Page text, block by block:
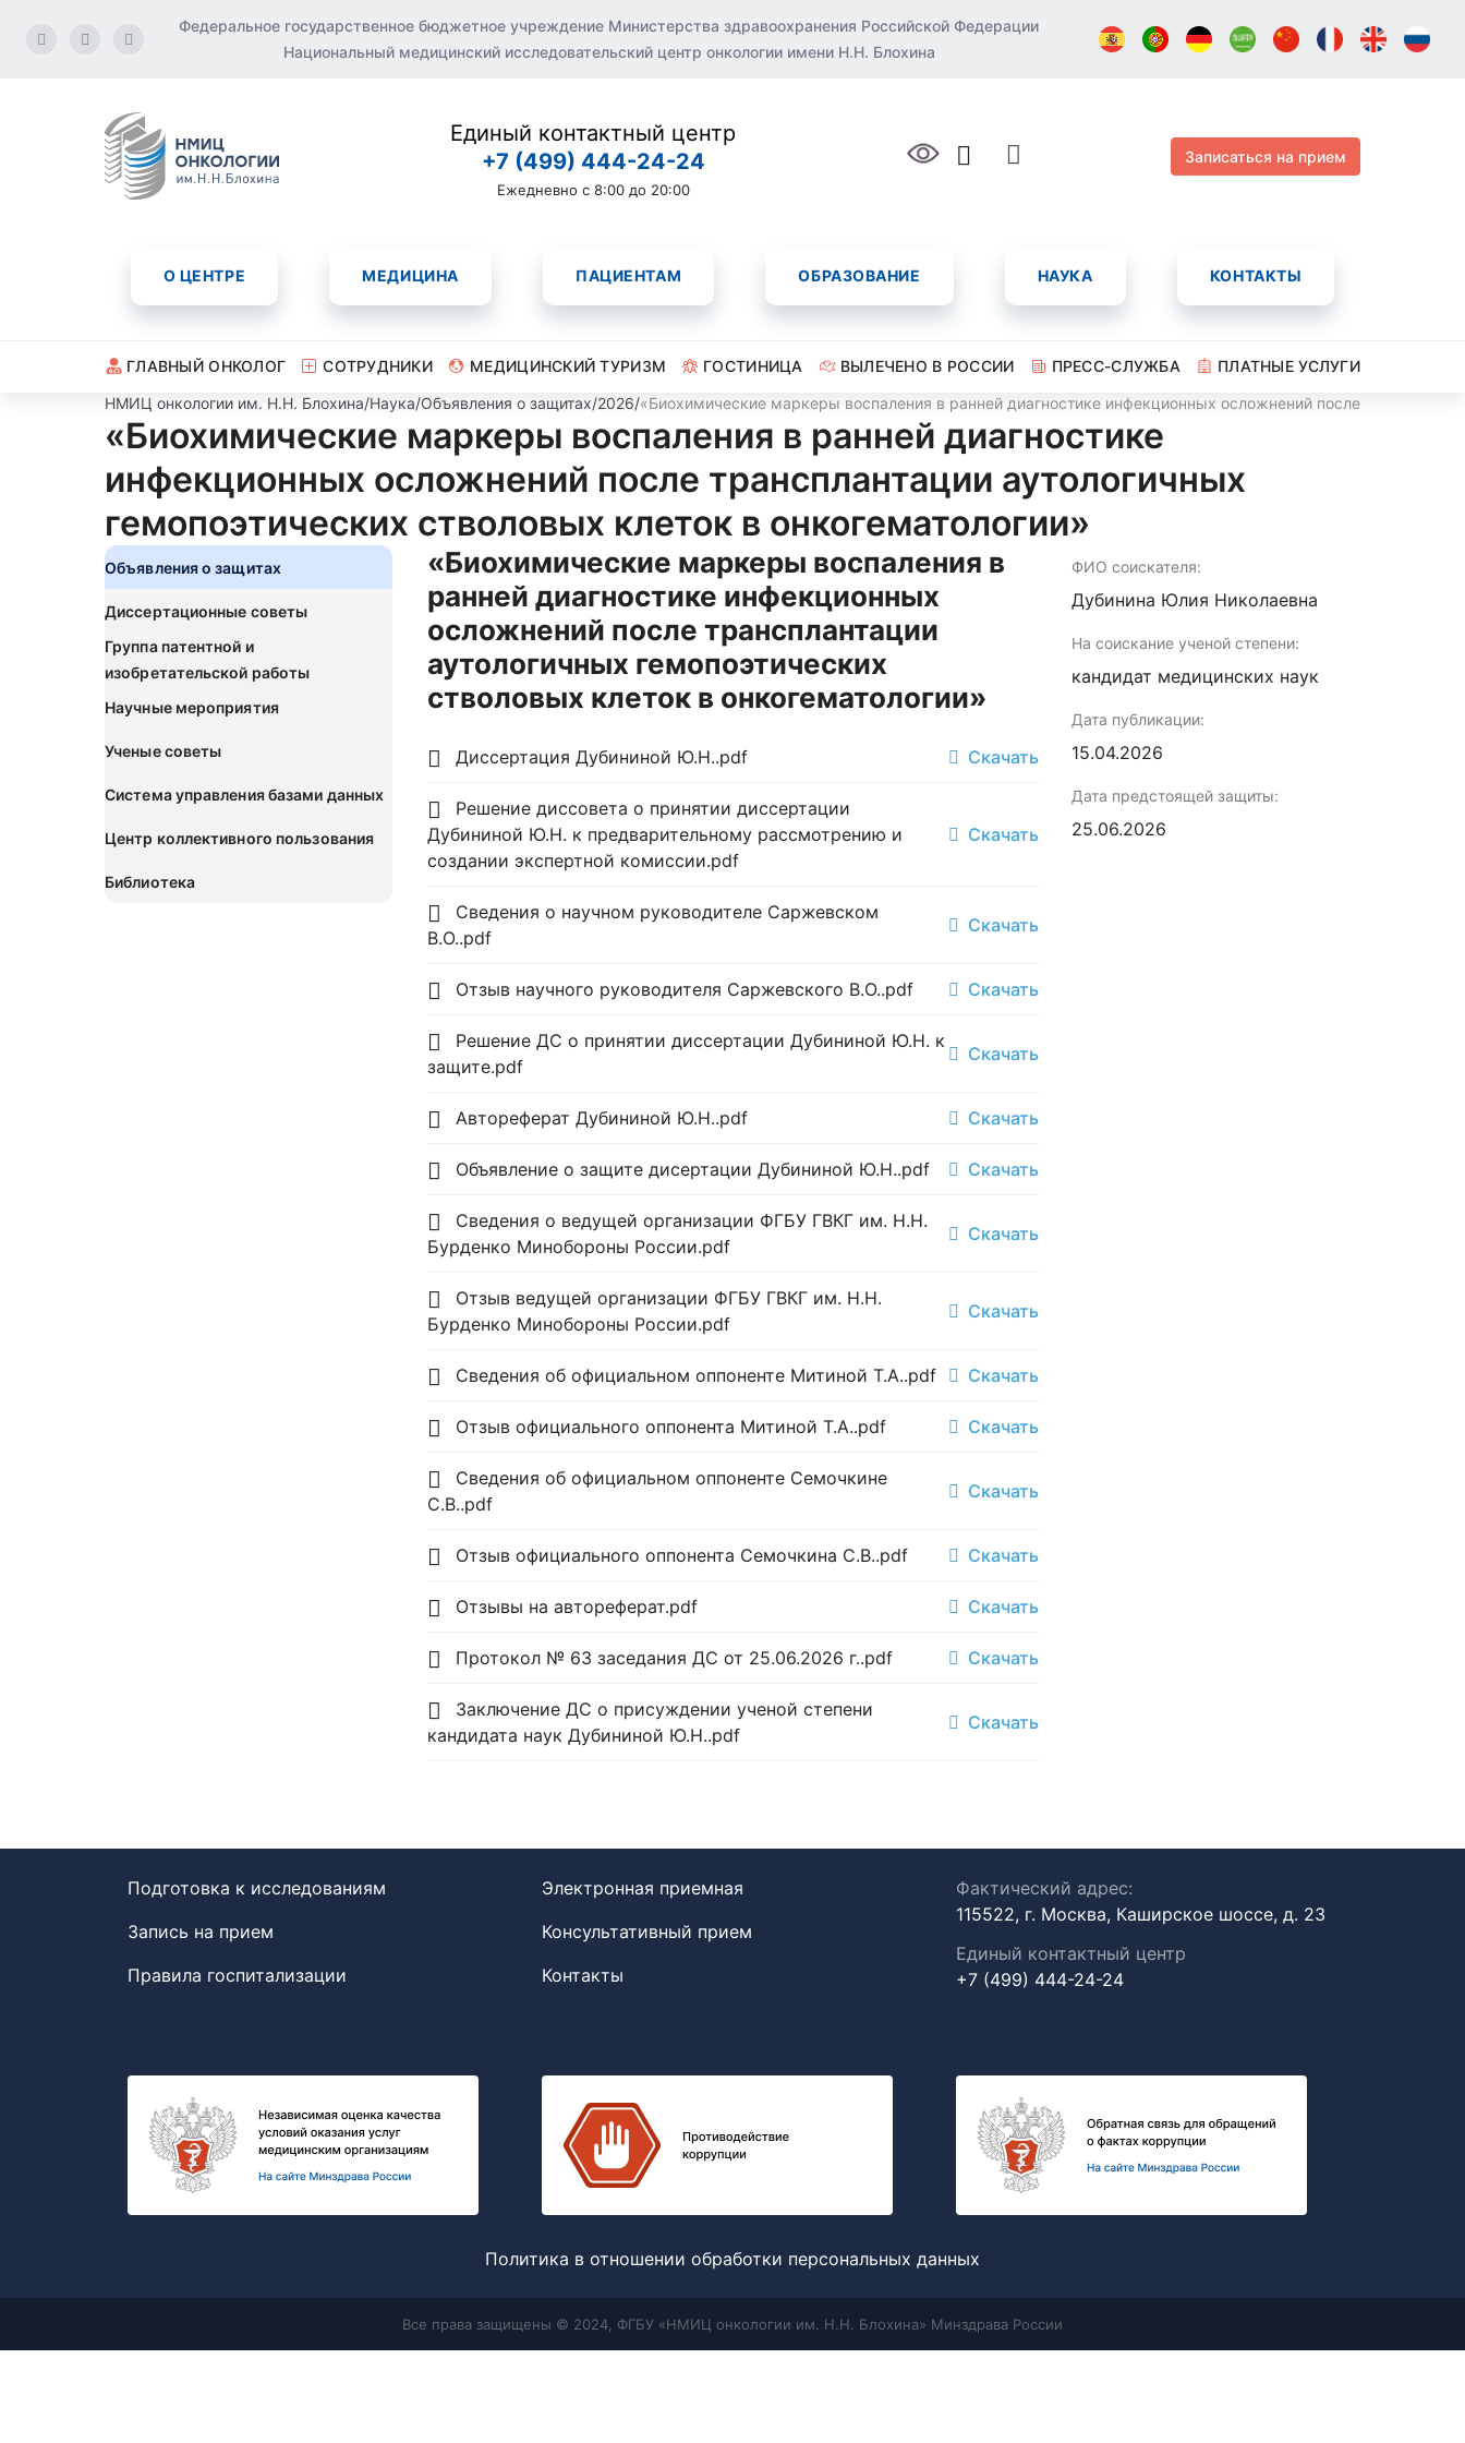
Федеральное государственное бюджетное учреждение Министерства здравоохранения Российской Федерации
Национальный медицинский исследовательский центр онкологии имени Н.Н. Блохина
Единый контактный центр
+7 (499) 444-24-24
Ежедневно с 8:00 до 20:00
Записаться на прием
О ЦЕНТРЕ МЕДИЦИНА ПАЦИЕНТАМ ОБРАЗОВАНИЕ НАУКА КОНТАКТЫ
ГЛАВНЫЙ ОНКОЛОГ СОТРУДНИКИ МЕДИЦИНСКИЙ ТУРИЗМ ГОСТИНИЦА ВЫЛЕЧЕНО В РОССИИ ПРЕСС-СЛУЖБА
ПЛАТНЫЕ УСЛУГИ
НМИЦ онкологии им. Н.Н. Блохина/Наука/Объявления о защитах/2026/«Биохимические маркеры воспаления в ранней диагностике инфекционных осложнений после
«Биохимические маркеры воспаления в ранней диагностике
инфекционных осложнений после трансплантации аутологичных
гемопоэтических стволовых клеток в онкогематологии»
Объявления о защитах
Диссертационные советы
Группа патентной и
изобретательской работы
Научные мероприятия
Ученые советы
Система управления базами данных
Центр коллективного пользования
Библиотека
«Биохимические маркеры воспаления в
ранней диагностике инфекционных
осложнений после трансплантации
аутологичных гемопоэтических
стволовых клеток в онкогематологии»
Диссертация Дубининой Ю.Н..pdf Скачать
Решение диссовета о принятии диссертации
Дубининой Ю.Н. к предварительному рассмотрению и
создании экспертной комиссии.pdf
Скачать
Сведения о научном руководителе Саржевском
В.О..pdf
Скачать
Отзыв научного руководителя Саржевского В.О..pdf Скачать
Решение ДС о принятии диссертации Дубининой Ю.Н. к
защите.pdf
Скачать
Автореферат Дубининой Ю.Н..pdf Скачать
Объявление о защите дисертации Дубининой Ю.Н..pdf Скачать
Сведения о ведущей организации ФГБУ ГВКГ им. Н.Н.
Бурденко Минобороны России.pdf
Скачать
Отзыв ведущей организации ФГБУ ГВКГ им. Н.Н.
Бурденко Минобороны России.pdf
Скачать
Сведения об официальном оппоненте Митиной Т.А..pdf Скачать
Отзыв официального оппонента Митиной Т.А..pdf Скачать
Сведения об официальном оппоненте Семочкине
С.В..pdf
Скачать
Отзыв официального оппонента Семочкина С.В..pdf Скачать
Отзывы на автореферат.pdf Скачать
Протокол № 63 заседания ДС от 25.06.2026 г..pdf Скачать
Заключение ДС о присуждении ученой степени
кандидата наук Дубининой Ю.Н..pdf
Скачать
ФИО соискателя:
Дубинина Юлия Николаевна
На соискание ученой степени:
кандидат медицинских наук
Дата публикации:
15.04.2026
Дата предстоящей защиты:
25.06.2026
Подготовка к исследованиям
Запись на прием
Правила госпитализации
Электронная приемная
Консультативный прием
Контакты
Фактический адрес:
115522, г. Москва, Каширское шоссе, д. 23
Единый контактный центр
+7 (499) 444-24-24
Политика в отношении обработки персональных данных
Все права защищены © 2024, ФГБУ «НМИЦ онкологии им. Н.Н. Блохина» Минздрава России